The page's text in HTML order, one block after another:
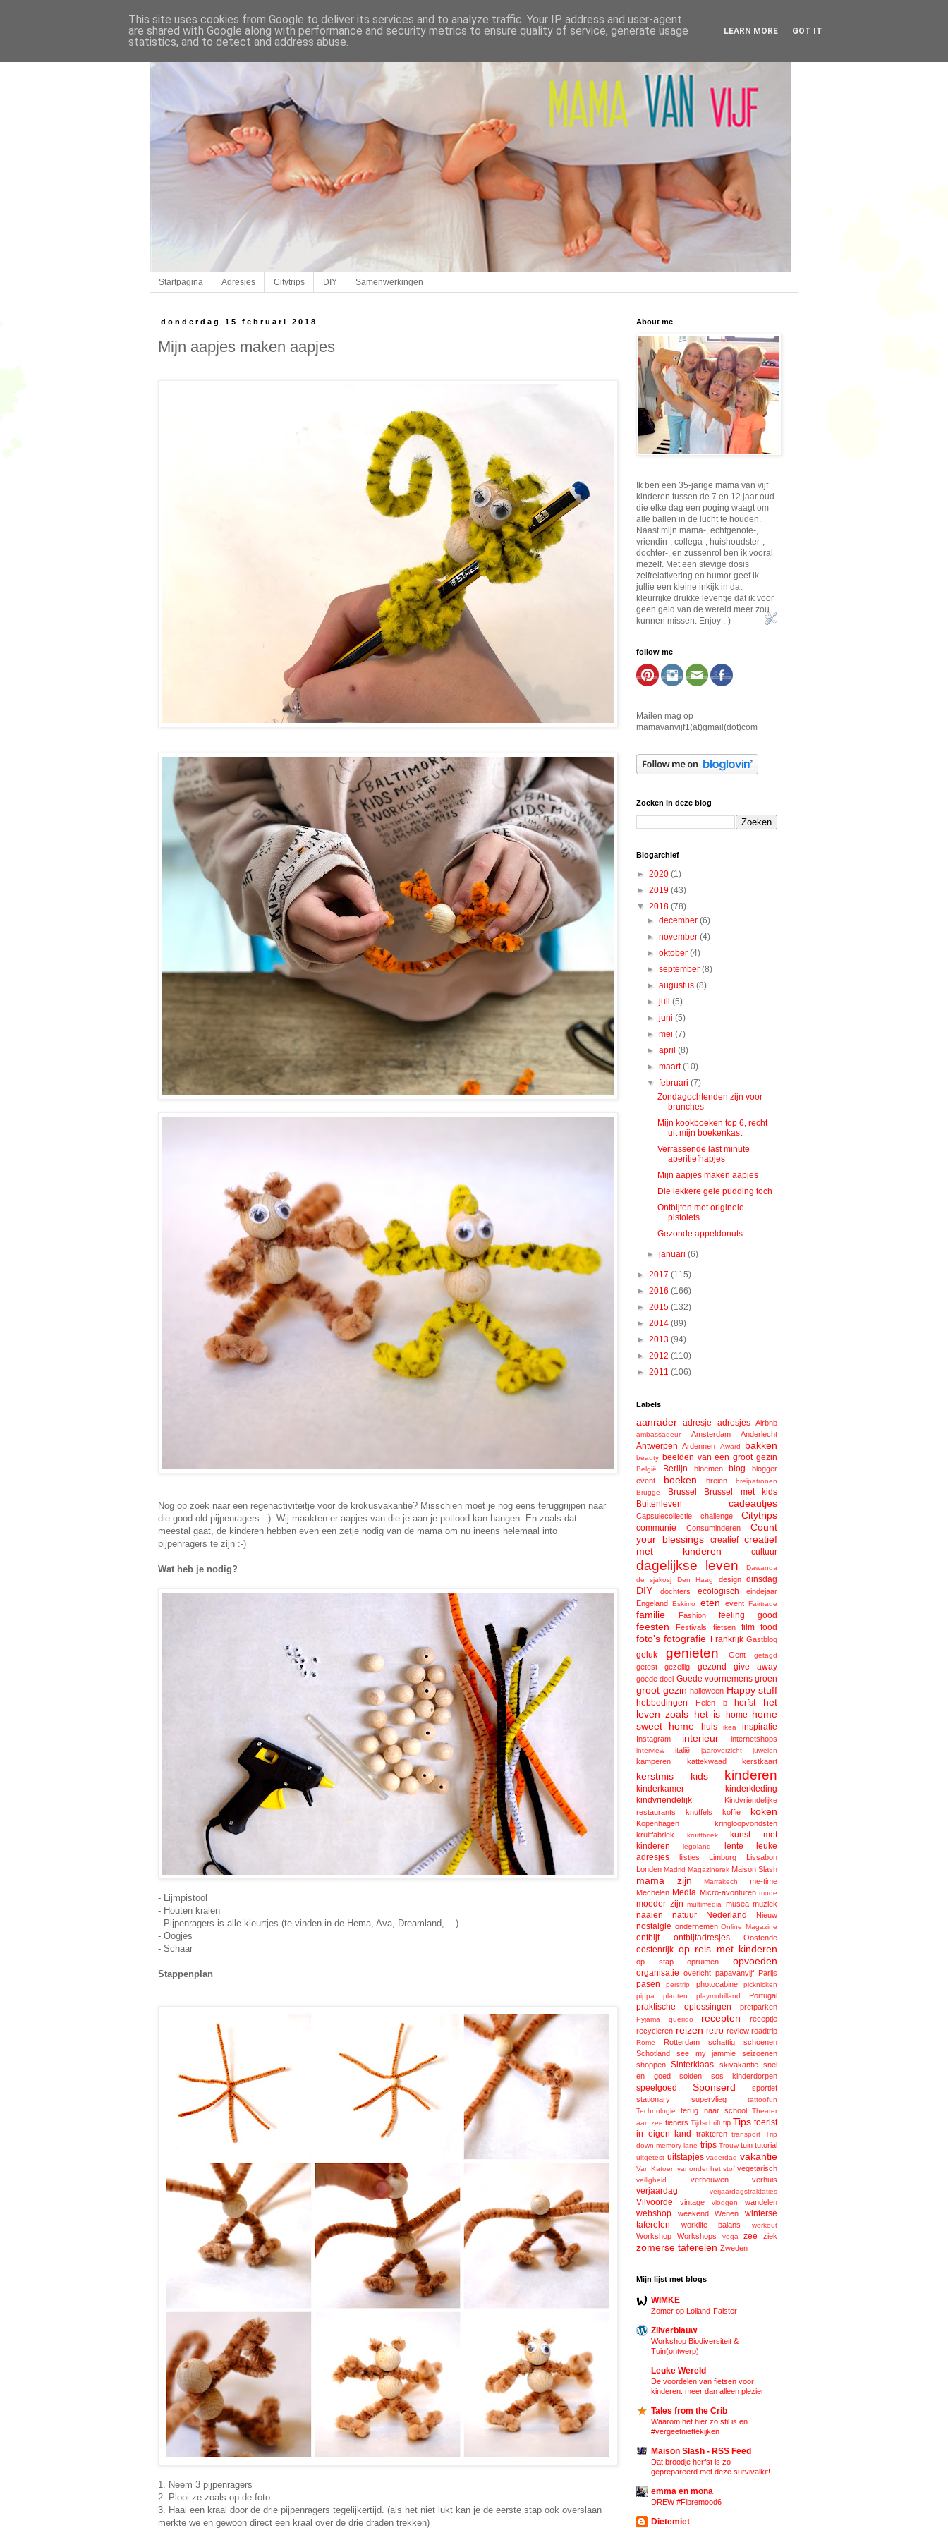
Startpagina Adresjes Citytrips DIY Samenwerkingen
donderdag 15 februari 2018
Mijn aapjes maken aapjes
Nog op zoek naar een regenactiviteitje voor de krokusvakantie? Misschien moet je nog eens teruggrijpen naar
die good old pijpenragers :-). Wij maakten er aapjes van die je aan je potlood kan hangen. En zoals dat
meestal gaat, de kinderen hebben even een zetje nodig van de mama om nu ineens helemaal into
pijpenragers te zijn :-)
Wat heb je nodig?
- Lijmpistool
- Houten kralen
- Pijpenragers is alle kleurtjes (te vinden in de Hema, Ava, Dreamland,....)
- Oogjes
- Schaar
Stappenplan
1. Neem 3 pijpenragers
2. Plooi ze zoals op de foto
3. Haal een kraal door de drie pijpenragers tegelijkertijd. (als het niet lukt kan je de eerste stap ook overslaan
merkte we en gewoon direct een kraal over de drie draden trekken)
About me
Ik ben een 35-jarige mama van vijf
kinderen tussen de 7 en 12 jaar oud
die elke dag een poging waagt om
alle ballen in de lucht te houden.
Naast mijn mama-, echtgenote-,
vriendin-, collega-, huishoudster-,
dochter-, en zussenrol ben ik vooral
mezelf. Met een stevige dosis
zelfrelativering en humor geef ik
jullie een kleine inkijk in dat
kleurrijke drukke leventje dat ik voor
geen geld van de wereld meer zou
kunnen missen. Enjoy :-)
follow me
Mailen mag op
mamavanvijf1(at)gmail(dot)com
Zoeken in deze blog
Blogarchief
► 2020 (1)
► 2019 (43)
▼ 2018 (78)
►december(6)
►november(4)
►oktober(4)
►september(8)
►augustus(8)
►juli(5)
►juni(5)
►mei(7)
►april(8)
►maart(10)
▼februari(7)
Zondagochtenden zijn voor
brunches
Mijn kookboeken top 6, recht
uit mijn boekenkast
Verrassende last minute
aperitiefhapjes
Mijn aapjes maken aapjes
Die lekkere gele pudding toch
Ontbijten met originele
pistolets
Gezonde appeldonuts
►januari(6)
► 2017 (115)
► 2016 (166)
► 2015 (132)
► 2014 (89)
► 2013 (94)
► 2012 (110)
► 2011 (106)
Labels
aanrader adresje adresjes Airbnb
ambassadeur Amsterdam Anderlecht
Antwerpen Ardennen Award bakken
beauty beelden van een groot gezin
België Berlijn bloemen blog
blogger
event
boeken breien
breipatronen
Brugge
Brussel
Brussel met kids
Buitenleven
cadeautjes
Capsulecollectie challenge Citytrips
communie Consuminderen
Count
your blessings
creatief creatief
met kinderen
cultuur
dagelijkse leven
Dawanda
de sjakosj
Den Haag design dinsdag
DIY dochters ecologisch
eindejaar
Engeland
Eskimo eten event Fairtrade
familie Fashion feeling good
feesten Festivals fietsen film food
foto's fotografie Frankrijk Gastblog
geluk genieten Gent getagd
getest gezellig gezond give away
goede doel Goede voornemens groen
groot gezin halloween Happy stuff
hebbedingen Helen b herfst
het
leven zoals het is
home home
sweet home
huis ikea inspiratie
Instagram interieur internetshops
interview italië jaaroverzicht juwelen
kamperen kattekwaad kerstkaart
kerstmis kids kinderen
kinderkamer
kinderkleding
kindvriendelijk
Kindvriendelijke
restaurants
knuffels koffie koken
Kopenhagen
kringloopvondsten
kruitfabriek
kruitfbriek
kunst met
kinderen
legoland lente
leuke
adresjes
lijstjes Limburg
Lissabon
Londen Madrid Magazinerek Maison Slash
mama zijn Marrakech
me-time
Mechelen Media Micro-avonturen mode
moeder zijn multimedia musea muziek
naaien natuur Nederland Nieuw
nostalgie ondernemen Online Magazine
ontbijt ontbijtadresjes Oostende
oostenrijk op reis met kinderen
op stap opruimen opvoeden
organisatie overicht papavanvijf Parijs
pasen perstrip photocabine
picknicken
pippa
planten playmobilland Portugal
praktische oplossingen pretparken
Pyjama querido recepten
receptje
recycleren reizen retro review roadtrip
Rome Rotterdam schattig
schoenen
Schotland
see my jammie
seizoenen
shoppen
Sinterklaas skivakantie
snel
en goed
solden sos kinderdorpen
speelgoed Sponserd
sportief
stationary
supervlieg
tattoofun
Technologie
terug naar school
Theater
aan zee tieners Tijdschrift tip Tips toerist
in eigen land
trakteren transport
Trip
down memory lane trips Trouw tuin tutorial
uitgetest uitstapjes vaderdag vakantie
Van Katoen vanonder het stof vegetarisch
veiligheid verbouwen verhuis
verjaardag verjaardagstraktaties
Vilvoorde vintage vloggen wandelen
webshop weekend Wenen
winterse
taferelen
worklife balans workout
Workshop Workshops yoga zee ziek
zomerse taferelen Zweden
Mijn lijst met blogs
WIMKE
Zomer op Lolland-Falster
Zilverblauw
Workshop Biodiversiteit &
Tuin(ontwerp)
Leuke Wereld
De voordelen van fietsen voor
kinderen: meer dan alleen plezier
Tales from the Crib
Waarom het hier zo stil is en
#vergeetniettekijken
Maison Slash - RSS Feed
Dat broodje herfst is zo
geprepareerd met deze survivalkit!
emma en mona
DREW #Fibremood6
Dietemiet
This site uses cookies from Google to deliver its services and to analyze traffic. Your IP address and user-agent
are shared with Google along with performance and security metrics to ensure quality of service, generate usage
statistics, and to detect and address abuse.
LEARN MORE GOT IT